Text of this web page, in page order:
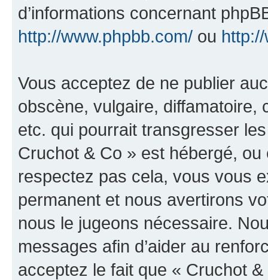
d’informations concernant
http://www.phpbb.com/ ou
Vous acceptez de ne publier
obscène, vulgaire, diffamatoire,
etc. qui pourrait transgresser
Cruchot & Co » est hébergé,
respectez pas cela, vous vous
permanent et nous avertirons
nous le jugeons nécessaire.
messages afin d’aider au
acceptez le fait que « Cruchot